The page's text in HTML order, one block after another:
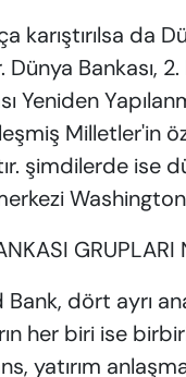
karıştırılsa da
Bankası, 2.
Yeniden
Milletler'in
şimdilerde ise
GRUPLARI
Bank, dört ayrı
her biri ise
yatırım